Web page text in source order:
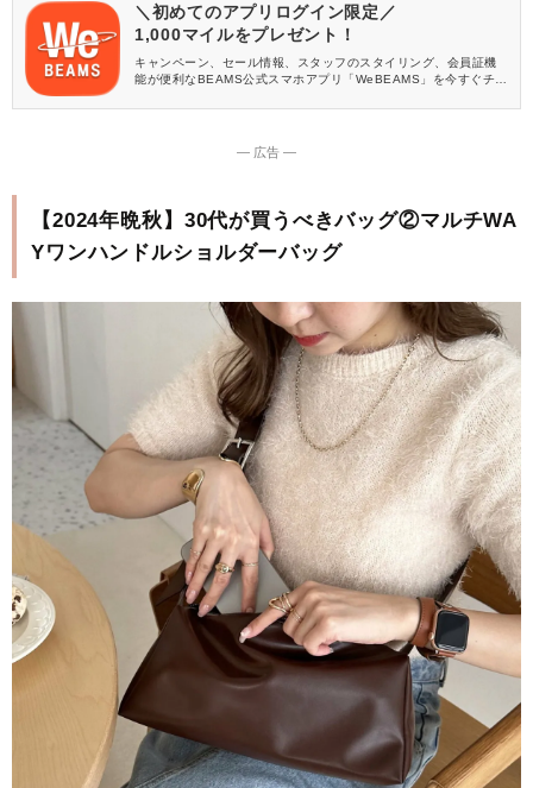
＼初めてのアプリログイン限定／
1,000マイルをプレゼント！
キャンペーン、セール情報、スタッフのスタイリング、会員証機
能が便利なBEAMS公式スマホアプリ「WeBEAMS」を今すぐチェ
― 広告 ―
【2024年晩秋】30代が買うべきバッグ②マルチWA
Yワンハンドルショルダーバッグ